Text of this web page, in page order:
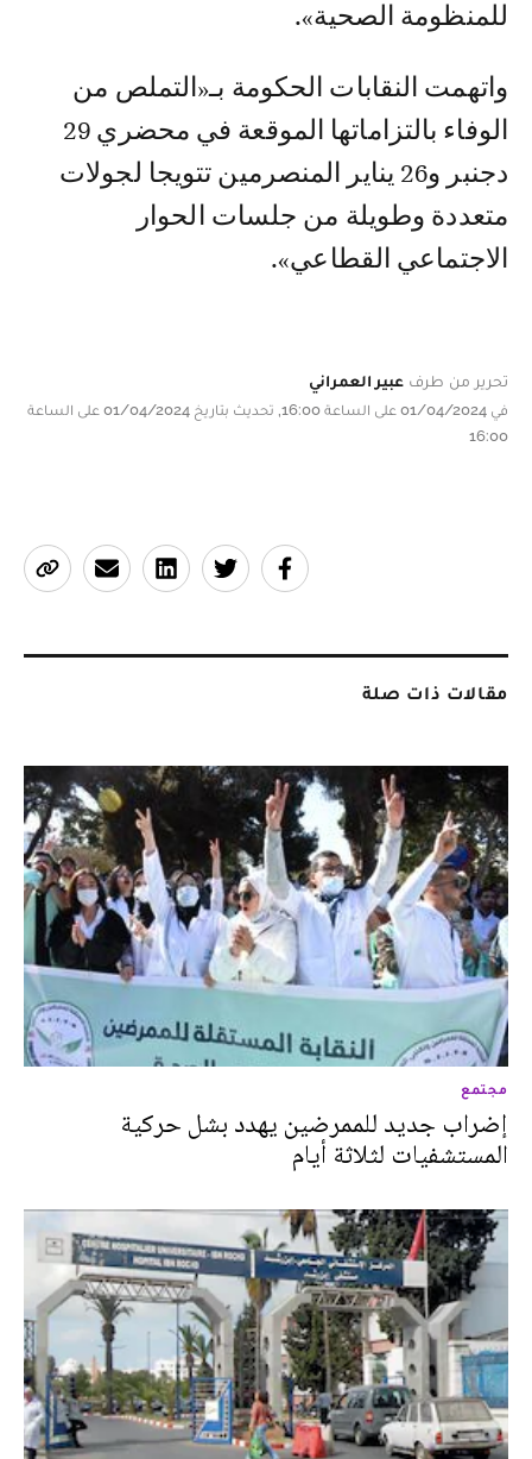
للمنظومة الصحية».
واتهمت النقابات الحكومة بـ«التملص من
الوفاء بالتزاماتها الموقعة في محضري 29
دجنبر و26 يناير المنصرمين تتويجا لجولات
متعددة وطويلة من جلسات الحوار
الاجتماعي القطاعي».
تحرير من طرف عبير العمراني
في 01/04/2024 على الساعة 16:00, تحديث بتاريخ 01/04/2024 على الساعة
16:00
مقالات ذات صلة
مجتمع
إضراب جديد للممرضين يهدد بشل حركية
المستشفيات لثلاثة أيام